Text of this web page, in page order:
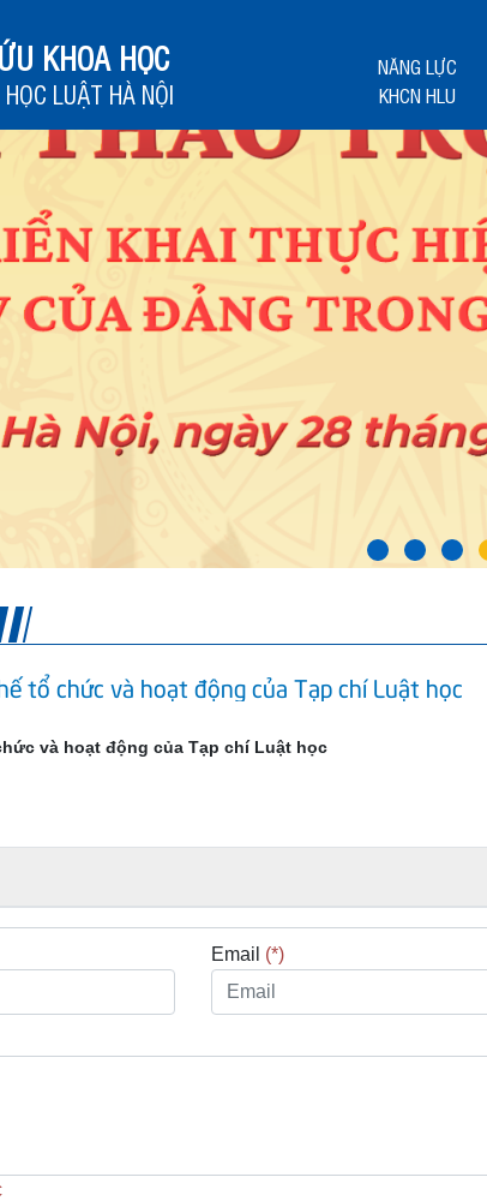
KHOA HỌC
LUẬT HÀ NỘI
NĂNG LỰC
KHCN HLU
tổ chức và hoạt động của Tạp chí Luật học
và hoạt động của Tạp chí Luật học
Email (*)